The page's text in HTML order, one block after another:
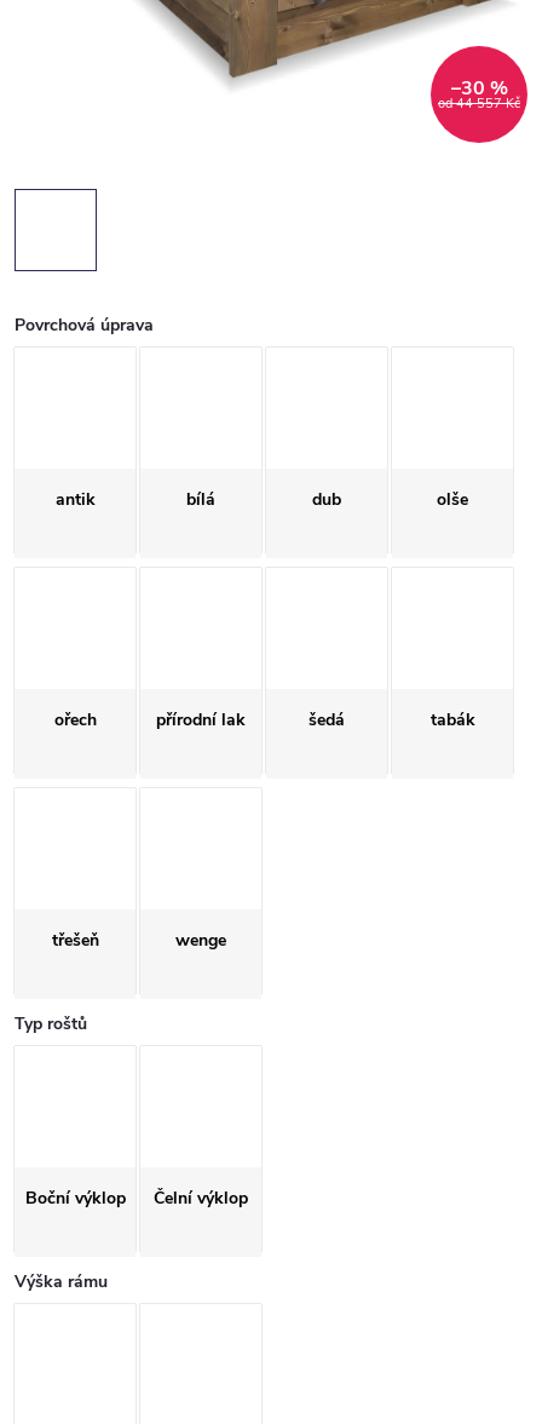
od 44 557 Kč
–30 %
Povrchová úprava
antik bílá dub olše
ořech přírodní lak šedá tabák
třešeň wenge
Typ roštů
Boční výklop Čelní výklop
Výška rámu